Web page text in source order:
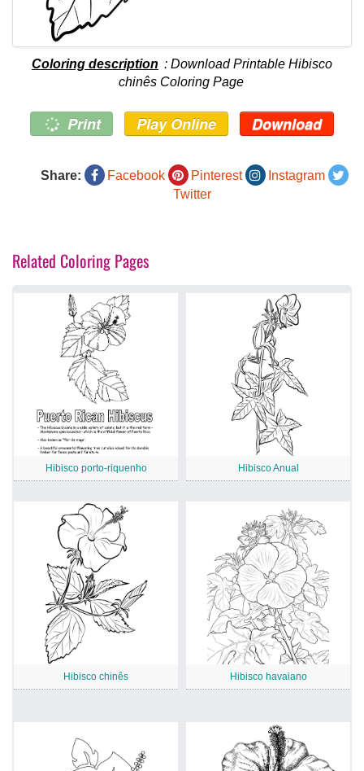
Coloring description : Download Printable Hibisco
chinês Coloring Page
Print Play Online Download
Share: Facebook Pinterest
Instagram
Twitter
Related Coloring Pages
Hibisco porto-riquenho Hibisco Anual
Hibisco chinês Hibisco havaiano